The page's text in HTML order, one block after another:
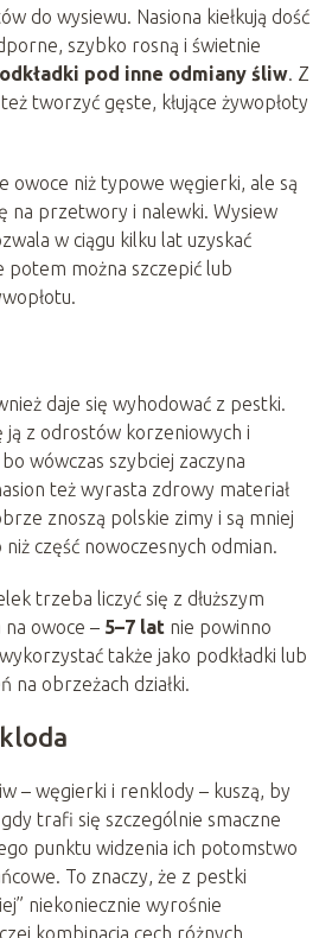
do wysiewu. Nasiona kiełkują dość
szybko rosną i świetnie
pod inne odmiany śliw. Z
tworzyć gęste, kłujące żywopłoty
owoce niż typowe węgierki, ale są
na przetwory i nalewki. Wysiew
w ciągu kilku lat uzyskać
potem można szczepić lub
daje się wyhodować z pestki.
ją z odrostów korzeniowych i
wówczas szybciej zaczyna
też wyrasta zdrowy materiał
znoszą polskie zimy i są mniej
część nowoczesnych odmian.
trzeba liczyć się z dłuższym
owoce – 5–7 latnie powinno
także jako podkładki lub
na obrzeżach działki.
– węgierki i renklody – kuszą, by
trafi się szczególnie smaczne
punktu widzenia ich potomstwo
To znaczy, że z pestki
niekoniecznie wyrośnie
kombinacja cech różnych